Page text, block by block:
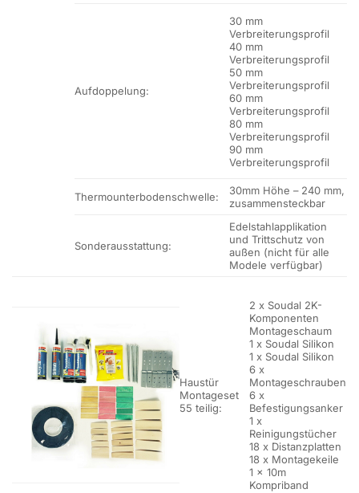
Aufdoppelung:
30 mm
Verbreiterungsprofil
40 mm
Verbreiterungsprofil
50 mm
Verbreiterungsprofil
60 mm
Verbreiterungsprofil
80 mm
Verbreiterungsprofil
90 mm
Verbreiterungsprofil
Thermounterbodenschwelle:
30mm Höhe – 240 mm,
zusammensteckbar
Sonderausstattung:
Edelstahlapplikation
und Trittschutz von
außen (nicht für alle
Modele verfügbar)
Haustür
Montageset
55 teilig:
2 x Soudal 2K-
Komponenten
Montageschaum
1 x Soudal Silikon
1 x Soudal Silikon
6 x
Montageschrauben
6 x
Befestigungsanker
1 x
Reinigungstücher
18 x Distanzplatten
18 x Montagekeile
1 x 10m
Kompriband